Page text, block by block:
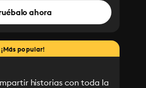
ahora
¡Más popular!
historias con toda la